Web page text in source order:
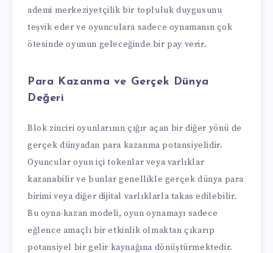
ademi merkeziyetçilik bir topluluk duygusunu
teşvik eder ve oyunculara sadece oynamanın çok
ötesinde oyunun geleceğinde bir pay verir.
Para Kazanma ve Gerçek Dünya
Değeri
Blok zinciri oyunlarının çığır açan bir diğer yönü de
gerçek dünyadan para kazanma potansiyelidir.
Oyuncular oyun içi tokenlar veya varlıklar
kazanabilir ve bunlar genellikle gerçek dünya para
birimi veya diğer dijital varlıklarla takas edilebilir.
Bu oyna-kazan modeli, oyun oynamayı sadece
eğlence amaçlı bir etkinlik olmaktan çıkarıp
potansiyel bir gelir kaynağına dönüştürmektedir.